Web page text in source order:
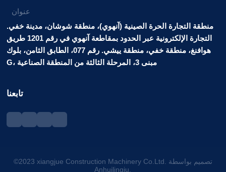
عنوان
منطقة التجارة الحرة الصينية (آنهوي)، منطقة شوشان، مدينة خفي.
التجارة الإلكترونية عبر الحدود بمقاطعة آنهوي في رقم 1201 طريق
هوافنغ، منطقة خفي، منطقة ييشي. رقم 077، الطابق الثامن، بلوك
G، مبنى 3، المرحلة الثالثة من المنطقة الصناعية
تابعنا
©2023 xiangjue Construction Machinery Co.Ltd. تصميم بواسطة
Anhuilingju.